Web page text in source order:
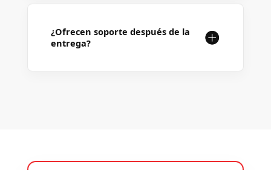
¿Ofrecen soporte después de la
entrega?